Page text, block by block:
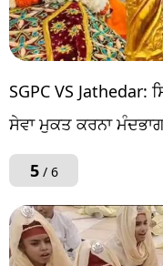
SGPC VS Jathedar:
ਸੇਵਾ ਮੁਕਤ ਕਰਨਾ
5/ 6